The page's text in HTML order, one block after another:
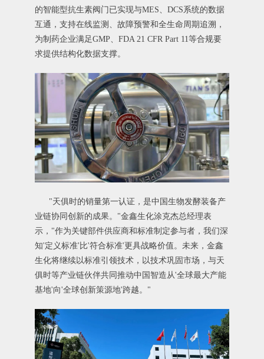
的智能型抗生素阀门已实现与MES、DCS系统的数据
互通，支持在线监测、故障预警和全生命周期追溯，
为制药企业满足GMP、 FDA 21 CFR Part 11 等合规要
求提供结构化数据支撑。
"天俱时的销量第一认证，是中国生物发酵装备产
业链协同创新的成果。"金鑫生化涂克杰总经理表
示，"作为关键部件供应商和标准制定参与者，我们深
知'定义标准'比'符合标准'更具战略价值。未来，金鑫
生化将继续以标准引领技术，以技术巩固市场，与天
俱时等产业链伙伴共同推动中国智造从'全球最大产能
基地'向'全球创新策源地'跨越。"